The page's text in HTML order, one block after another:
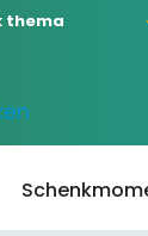
thema